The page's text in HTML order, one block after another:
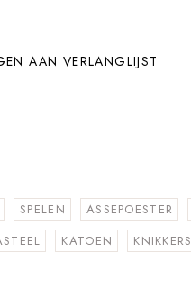
AAN VERLANGLIJST
SPELEN ASSEPOESTER
KATOEN KNIKKERS